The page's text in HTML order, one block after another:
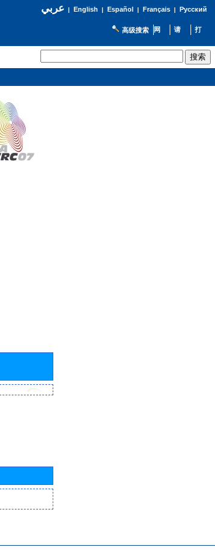
عربي| English | Español | Français| Русский
高级搜索